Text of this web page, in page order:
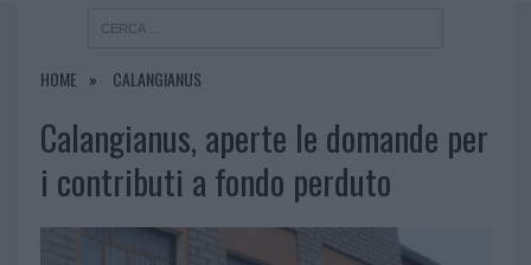
HOME CALANGIANUS
Calangianus, aperte le domande per
i contributi a fondo perduto